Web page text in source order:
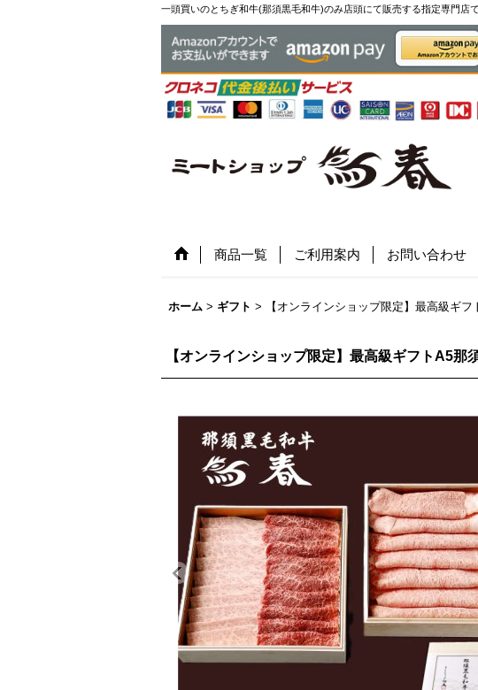
一頭買いのとちぎ和牛(那須黒毛和牛)のみ店頭にて販売する指定専門店で
商品一覧 ご利用案内 お問い合わせ
ホーム > ギフト > 【オンラインショップ限定】最高級ギ
【オンラインショップ限定】最高級ギフトA5